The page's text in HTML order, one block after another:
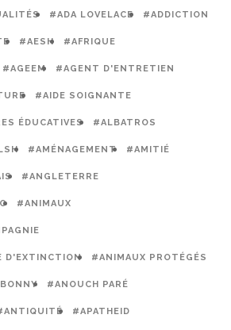
#ADA LOVELACE #ADDICTION
#AESH #AFRIQUE
#AGEEM #AGENT D'ENTRETIEN
#AIDE SOIGNANTE
ÉDUCATIVES #ALBATROS
#AMÉNAGEMENT #AMITIÉ
#ANGLETERRE
#ANIMAUX
D'EXTINCTION #ANIMAUX PROTÉGÉS
#ANOUCH PARÉ
#APATHEID